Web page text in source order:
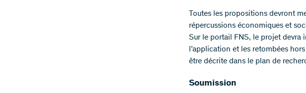
Toutes les propositions devront
répercussions économiques et
Sur le portail FNS, le projet
l’application et les retombées
être décrite dans le plan de
Soumission